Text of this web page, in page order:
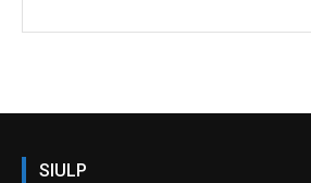
SIULP